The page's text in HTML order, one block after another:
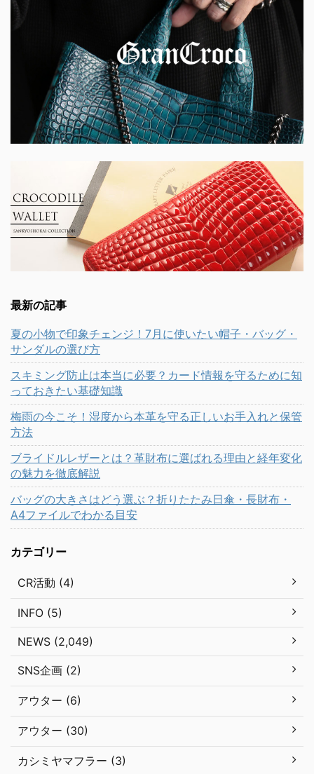
最新の記事
夏の小物で印象チェンジ！7月に使いたい帽子・バッグ・
サンダルの選び方
スキミング防止は本当に必要？カード情報を守るために知
っておきたい基礎知識
梅雨の今こそ！湿度から本革を守る正しいお手入れと保管
方法
ブライドルレザーとは？革財布に選ばれる理由と経年変化
の魅力を徹底解説
バッグの大きさはどう選ぶ？折りたたみ日傘・長財布・
A4ファイルでわかる目安
カテゴリー
CR活動 (4)
INFO (5)
NEWS (2,049)
SNS企画 (2)
アウター (6)
アウター (30)
カシミヤマフラー (3)